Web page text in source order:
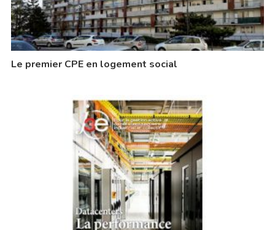
Le premier CPE en logement social